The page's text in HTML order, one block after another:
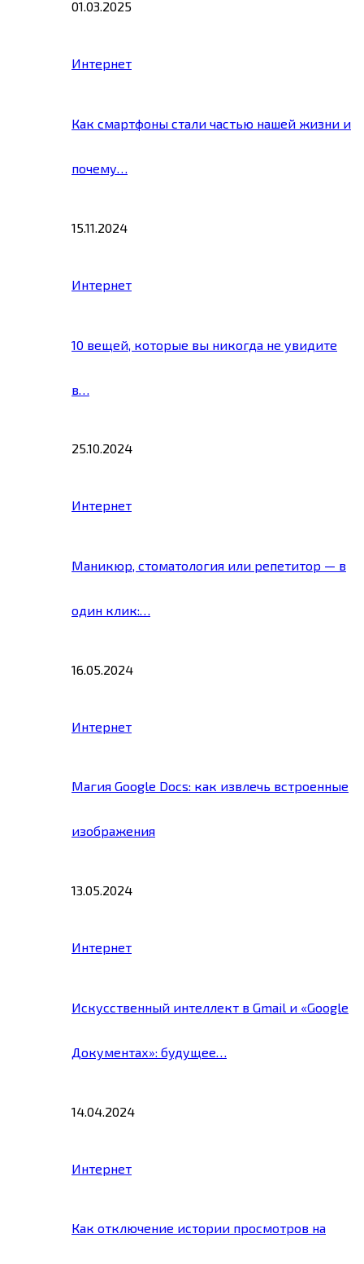
01.03.2025
Интернет
Как смартфоны стали частью нашей жизни и
почему…
15.11.2024
Интернет
10 вещей, которые вы никогда не увидите
в…
25.10.2024
Интернет
Маникюр, стоматология или репетитор — в
один клик:…
16.05.2024
Интернет
Магия Google Docs: как извлечь встроенные
изображения
13.05.2024
Интернет
Искусственный интеллект в Gmail и «Google
Документах»: будущее…
14.04.2024
Интернет
Как отключение истории просмотров на